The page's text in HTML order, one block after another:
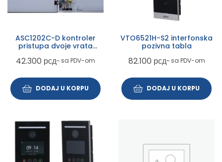
ASC1202C-D kontroler
pristupa dvoje vrata
42.300 рсд~ sa PDV-om
DODAJ U KORPU
VTO6521H-S2 interfonska
pozivna tabla
82.100 рсд~ sa PDV-om
DODAJ U KORPU